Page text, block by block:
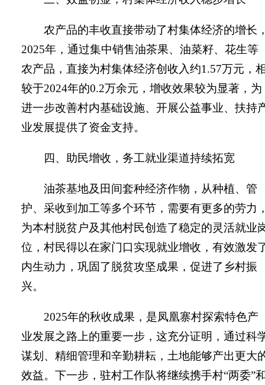
农产品的丰收直接带动了村集体经济的增长
2025年，通过集中销售油茶果、油菜籽、花生等
农产品，直接为村集体经济创收入约1.57万元，
较于2024年的0.2万余元，增收效果较为显著，为
进一步改善村内基础设施、开展公益事业、扶持
业发展提供了资金支持。
四、助民增收，务工就业渠道持续拓宽
油茶基地及田间套种经济作物，从种植、管
护、采收到加工等多个环节，需要有更多的劳力
为本村脱贫户及其他村民创造了稳定的灵活就业
位，村民得以在家门口实现就业增收，有效激发
内生动力，巩固了脱贫攻坚成果，促进了乡村振
兴。
2025年的秋收成果，是凤凰寨村探索特色产
业发展之路上的重要一步， 这充分证明，通过科
谋划、精细管理和辛勤耕耘，土地能够产出更大
效益。下一步，驻村工作队将继续携手村“两委”